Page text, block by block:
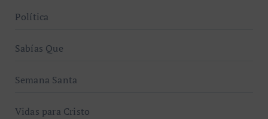
Política
Sabías Que
Semana Santa
Vidas para Cristo